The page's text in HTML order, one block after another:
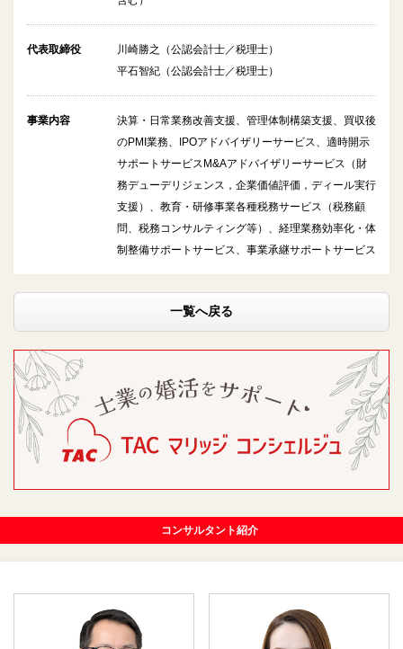
代表取締役
川崎勝之（公認会計士／税理士）
平石智紀（公認会計士／税理士）
事業内容
決算・日常業務改善支援、管理体制構築支援、買収後
のPMI業務、IPOアドバイザリーサービス、適時開示
サポートサービスM&Aアドバイザリーサービス（財
務デューデリジェンス，企業価値評価，ディール実行
支援）、教育・研修事業各種税務サービス（税務顧
問、税務コンサルティング等）、経理業務効率化・体
制整備サポートサービス、事業承継サポートサービス
一覧へ戻る
コンサルタント紹介